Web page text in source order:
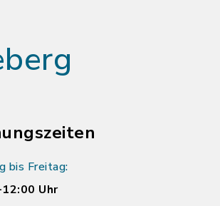
bis Freitag:
Uhr